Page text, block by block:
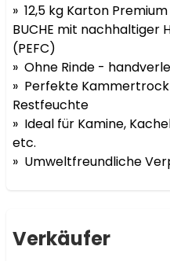
»  12,5 kg Karton
BUCHE mit nachhaltiger
(PEFC)
»  Ohne Rinde -
»  Perfekte
Restfeuchte
»  Ideal für Kamine,
etc.
»  Umweltfreundliche
Verkäufer